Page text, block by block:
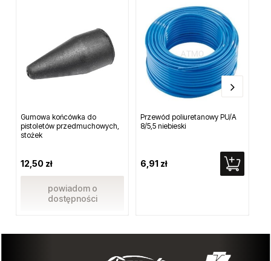
Gumowa końcówka do
pistoletów przedmuchowych,
stożek
12,50 zł
powiadom o
dostępności
Przewód poliuretanowy PU/A
8/5,5 niebieski
6,91 zł